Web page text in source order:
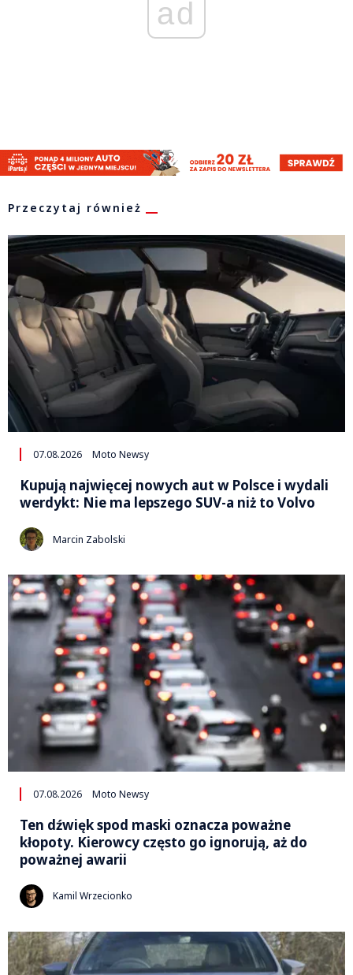
ad
Przeczytaj również
07.08.2026 Moto Newsy
Kupują najwięcej nowych aut w Polsce i wydali
werdykt: Nie ma lepszego SUV-a niż to Volvo
Marcin Zabolski
07.08.2026 Moto Newsy
Ten dźwięk spod maski oznacza poważne
kłopoty. Kierowcy często go ignorują, aż do
poważnej awarii
Kamil Wrzecionko